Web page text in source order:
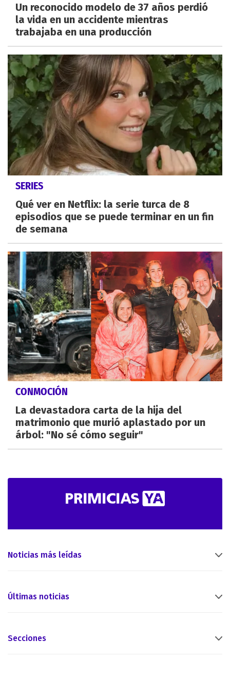
Un reconocido modelo de 37 años perdió
la vida en un accidente mientras
trabajaba en una producción
SERIES
Qué ver en Netflix: la serie turca de 8
episodios que se puede terminar en un fin
de semana
CONMOCIÓN
La devastadora carta de la hija del
matrimonio que murió aplastado por un
árbol: "No sé cómo seguir"
Noticias más leídas
Últimas noticias
Secciones